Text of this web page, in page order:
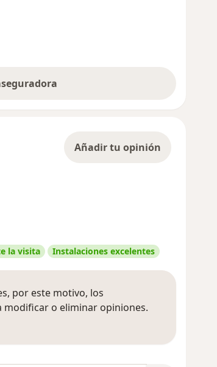
Añadir tu opinión
la visita Instalaciones excelentes
por este motivo, los
modificar o eliminar opiniones.